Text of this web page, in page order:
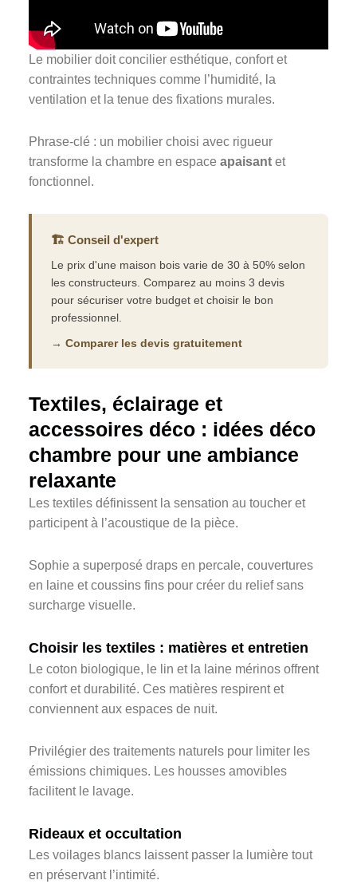
Le mobilier doit concilier esthétique, confort et
contraintes techniques comme l’humidité, la
ventilation et la tenue des fixations murales.
Phrase-clé : un mobilier choisi avec rigueur
transforme la chambre en espace apaisant et
fonctionnel.
🏗️ Conseil d'expert
Le prix d'une maison bois varie de 30 à 50% selon
les constructeurs. Comparez au moins 3 devis
pour sécuriser votre budget et choisir le bon
professionnel.
→ Comparer les devis gratuitement
Textiles, éclairage et
accessoires déco : idées déco
chambre pour une ambiance
relaxante
Les textiles définissent la sensation au toucher et
participent à l’acoustique de la pièce.
Sophie a superposé draps en percale, couvertures
en laine et coussins fins pour créer du relief sans
surcharge visuelle.
Choisir les textiles : matières et entretien
Le coton biologique, le lin et la laine mérinos offrent
confort et durabilité. Ces matières respirent et
conviennent aux espaces de nuit.
Privilégier des traitements naturels pour limiter les
émissions chimiques. Les housses amovibles
facilitent le lavage.
Rideaux et occultation
Les voilages blancs laissent passer la lumière tout
en préservant l’intimité.